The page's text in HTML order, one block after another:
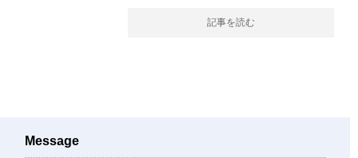
記事を読む
Message